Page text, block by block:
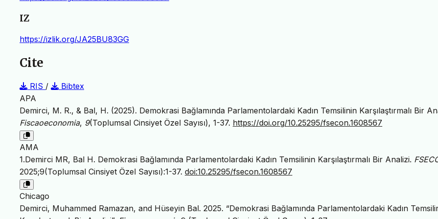
IZ
https://izlik.org/JA25BU83GG
Cite
RIS /
Bibtex
APA
Demirci, M. R., & Bal, H. (2025). Demokrasi Bağlamında Parlamentolardaki Kadın Temsilinin Karşılaştırmalı Bir
Fiscaoeconomia, 9(Toplumsal Cinsiyet Özel Sayısı), 1-37. https://doi.org/10.25295/fsecon.1608567
AMA
1.Demirci MR, Bal H. Demokrasi Bağlamında Parlamentolardaki Kadın Temsilinin Karşılaştırmalı Bir Analizi.
2025;9(Toplumsal Cinsiyet Özel Sayısı):1-37. doi:10.25295/fsecon.1608567
Chicago
Demirci, Muhammed Ramazan, and Hüseyin Bal. 2025. “Demokrasi Bağlamında Parlamentolardaki Kadın